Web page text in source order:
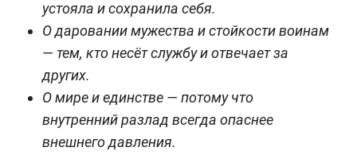
устояла и сохранила себя.
О даровании мужества и стойкости воинам
— тем, кто несёт службу и отвечает за
других.
О мире и единстве — потому что
внутренний разлад всегда опаснее
внешнего давления.